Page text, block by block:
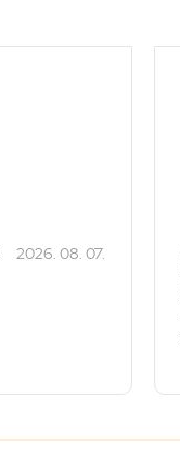
2026. 08. 07.